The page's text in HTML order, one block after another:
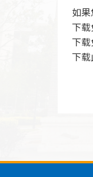
如
下
下
下